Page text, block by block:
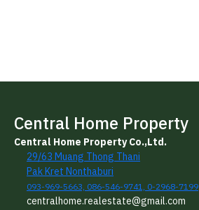
Central Home Property
Central Home Property Co.,Ltd.
29/63 Muang Thong Thani
Pak Kret Nonthaburi
093-969-5663, 086-546-9741, 0-2968-7199
centralhome.realestate@gmail.com